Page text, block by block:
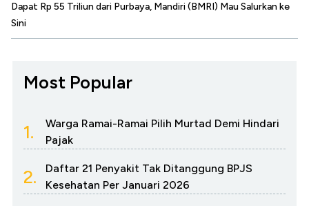
Dapat Rp 55 Triliun dari Purbaya, Mandiri (BMRI) Mau Salurkan ke
Sini
Most Popular
1.
Warga Ramai-Ramai Pilih Murtad Demi Hindari
Pajak
2.
Daftar 21 Penyakit Tak Ditanggung BPJS
Kesehatan Per Januari 2026